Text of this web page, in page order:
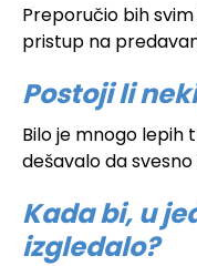
Preporučio bih svim
pristup na
Postoji li
Bilo je mnogo lepih
dešavalo da
Kada bi, u
izgledalo?